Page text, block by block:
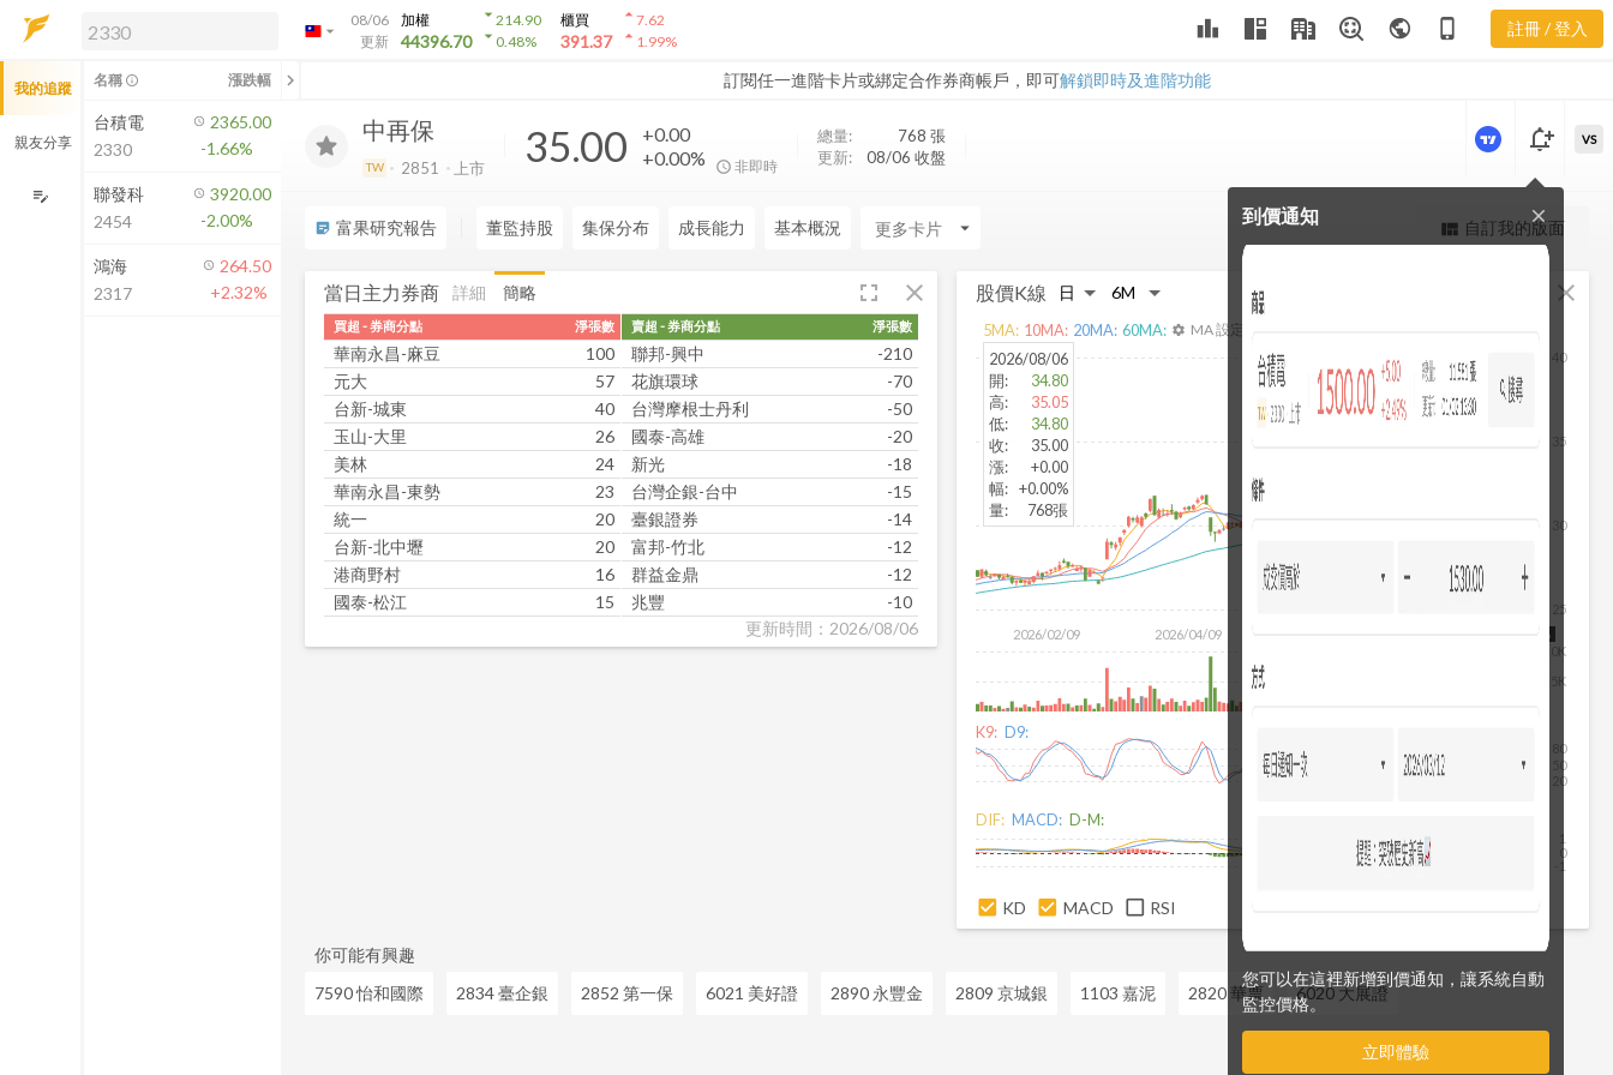
arrow_drop_down
08/06
更新
加權
44396.70
arrow_drop_down214.90
arrow_drop_down0.48%
櫃買
391.37
arrow_drop_up7.62
arrow_drop_up1.99% leaderboard public phone_iphone 註冊 / 登入
訂閱任一進階卡片或綁定合作券商帳戶，即可解鎖即時及進階功能
解鎖即時行情及進階功能
方案」，即可解鎖以下功能：
即時行情
即時市況與排行
成交金額熱力圖
前往方案訂閱
如何綁定合作券商
力券商
中再保
TW 2851 上市 35.00
+0.00
+0.00%
非即時
總量: 768 張
更新:
08/06 收盤
更強大的進階價量圖表
notification_add
到價通知
您可以在這裡新增到價通知，讓系統自動
監控價格。
立即體驗
close
VS
sticky_note_2 富果研究報告 董監持股 集保分布 成長能力 基本概況 arrow_drop_down view_quilt 自訂我的版面
當日主力券商 fullscreen close
詳細 簡略
買超 - 券商分點 淨張數
華南永昌-麻豆
100
元大
57
台新-城東
40
玉山-大里
26
美林
24
華南永昌-東勢
23
統一
20
台新-北中壢
20
港商野村
16
國泰-松江
15
賣超 - 券商分點 淨張數
聯邦-興中
-210
花旗環球
-70
台灣摩根士丹利
-50
國泰-高雄
-20
新光
-18
台灣企銀-台中
-15
臺銀證券
-14
富邦-竹北
-12
群益金鼎
-12
兆豐
-10
更新時間：2026/08/06
股價K線 close
2026/02/09 2026/04/09
25
30
35
40
2026/08/06
5K
10K
2026/08/06
開:
34.80
高:
35.05
低:
34.80
收:
35.00
漲:
+0.00
幅: +0.00%
量: 768張
5MA: 10MA: 20MA: 60MA: settings MA 設定
K9: D9:
20
50
80
DIF: MACD: D-M:
0
KD MACD RSI
你可能有興趣
7590 怡和國際
2834 臺企銀 2852 第一保 6021 美好證 2890 永豐金 2809 京城銀 1103 嘉泥 2820 華票 6020 大展證
我的追蹤
親友分享
edit_note
名稱 info_outline 漲跌幅 chevron_left
台積電
2330
2365.00
-1.66%
聯發科
2454
3920.00
-2.00%
鴻海
2317
264.50
+2.32%